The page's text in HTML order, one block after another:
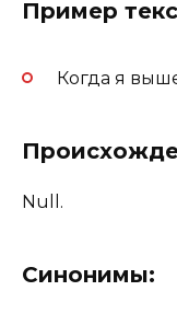
Пример
Когда я
Null.
Синонимы: